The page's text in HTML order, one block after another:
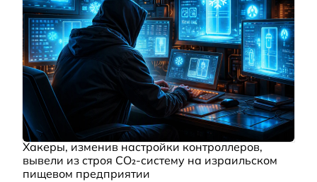
Хакеры, изменив настройки контроллеров,
вывели из строя CO₂-систему на израильском
пищевом предприятии